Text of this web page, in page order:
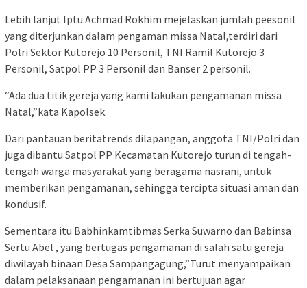
Lebih lanjut Iptu Achmad Rokhim mejelaskan jumlah peesonil
yang diterjunkan dalam pengaman missa Natal,terdiri dari
Polri Sektor Kutorejo 10 Personil, TNI Ramil Kutorejo 3
Personil, Satpol PP 3 Personil dan Banser 2 personil.
“Ada dua titik gereja yang kami lakukan pengamanan missa
Natal,”kata Kapolsek.
Dari pantauan beritatrends dilapangan, anggota TNI/Polri dan
juga dibantu Satpol PP Kecamatan Kutorejo turun di tengah-
tengah warga masyarakat yang beragama nasrani, untuk
memberikan pengamanan, sehingga tercipta situasi aman dan
kondusif.
Sementara itu Babhinkamtibmas Serka Suwarno dan Babinsa
Sertu Abel , yang bertugas pengamanan di salah satu gereja
diwilayah binaan Desa Sampangagung,”Turut menyampaikan
dalam pelaksanaan pengamanan ini bertujuan agar